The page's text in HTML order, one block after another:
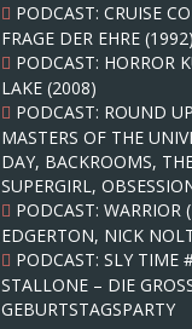
c
h
:
PODCAST: CRUISE
FRAGE DER EHRE (1992)
PODCAST: HORROR
LAKE (2008)
PODCAST: ROUND
MASTERS OF THE
DAY, BACKROOMS,
SUPERGIRL,
PODCAST: WARRIOR
EDGERTON, NICK
PODCAST: SLY TIME
STALLONE – DIE
GEBURTSTAGSPARTY